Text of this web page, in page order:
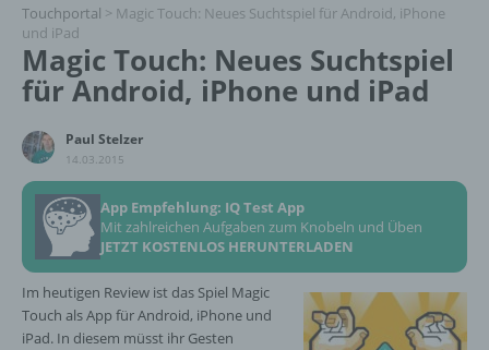
Touchportal > Magic Touch: Neues Suchtspiel für Android, iPhone
und iPad
Magic Touch: Neues Suchtspiel
für Android, iPhone und iPad
Paul Stelzer
14.03.2015
App Empfehlung: IQ Test App
Mit zahlreichen Aufgaben zum Knobeln und Üben
JETZT KOSTENLOS HERUNTERLADEN
Im heutigen Review ist das Spiel Magic
Touch als App für Android, iPhone und
iPad. In diesem müsst ihr Gesten